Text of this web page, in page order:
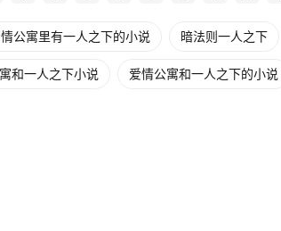
公寓里有一人之下的小说 暗法则一人之下
和一人之下小说 爱情公寓和一人之下的小说